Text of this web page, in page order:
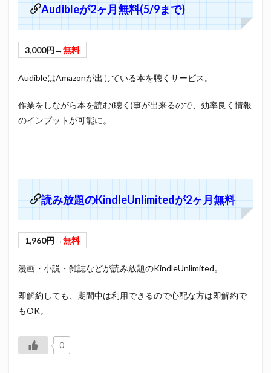
Audibleが2ヶ月無料(5/9まで)
3,000円→無料
AudibleはAmazonが出している本を聴くサービス。
作業をしながら本を読む(聴く)事が出来るので、効率良く情報
のインプットが可能に。
読み放題のKindleUnlimitedが2ヶ月無料
1,960円→無料
漫画・小説・雑誌などが読み放題のKindleUnlimited。
即解約しても、期間中は利用できるので心配な方は即解約で
もOK。
0